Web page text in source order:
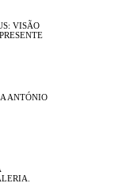
VISÃO
ANTÓNIO